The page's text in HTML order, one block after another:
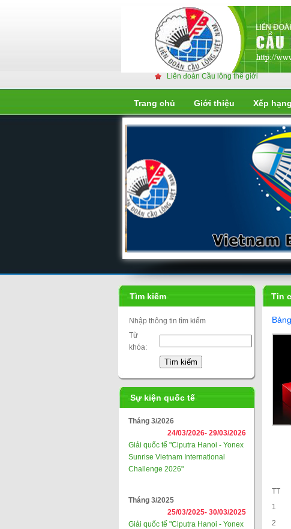
Liên đoàn Cầu lông thế giới
Trang chủ Giới thiệu Xếp hạng
Liên đoàn cầu lông thế giới
Liên đoàn cầu lông thế giới
Tìm kiếm
Nhập thông tin tìm kiếm
Từ
khóa:
Sự kiện quốc tế
Tháng 3/2026
24/03/2026- 29/03/2026
Giải quốc tế "Ciputra Hanoi - Yonex
Sunrise Vietnam International
Challenge 2026"
Tháng 3/2025
25/03/2025- 30/03/2025
Giải quốc tế "Ciputra Hanoi - Yonex
Tin
TT
1
2